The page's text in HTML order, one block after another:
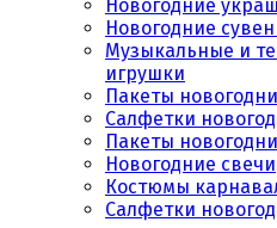
Новогодние
Новогодние
Музыкальные и
игрушки
Пакеты
Салфетки
Пакеты
Новогодние свечи
Костюмы
Салфетки